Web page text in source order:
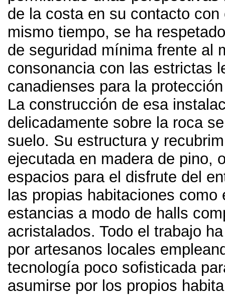
de la costa en su contacto con
mismo tiempo, se ha
de seguridad mínima frente al
consonancia con las estrictas
canadienses para la
La construcción de esa
delicadamente sobre la roca
suelo. Su estructura y
ejecutada en madera de pino,
espacios para el disfrute del
las propias habitaciones como
estancias a modo de halls
acristalados. Todo el trabajo
por artesanos locales
tecnología poco sofisticada
asumirse por los propios